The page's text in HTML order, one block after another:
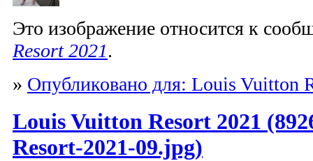
Это изображение относится к
Resort 2021.
» Опубликовано для: Louis Vuitton
Louis Vuitton Resort 2021
Resort-2021-09.jpg)